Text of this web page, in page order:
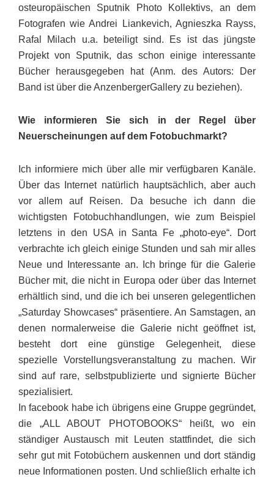
osteuropäischen Sputnik Photo Kollektivs, an dem
Fotografen wie Andrei Liankevich, Agnieszka Rayss,
Rafal Milach u.a. beteiligt sind. Es ist das jüngste
Projekt von Sputnik, das schon einige interessante
Bücher herausgegeben hat (Anm. des Autors: Der
Band ist über die AnzenbergerGallery zu beziehen).
Wie informieren Sie sich in der Regel über
Neuerscheinungen auf dem Fotobuchmarkt?
Ich informiere mich über alle mir verfügbaren Kanäle.
Über das Internet natürlich hauptsächlich, aber auch
vor allem auf Reisen. Da besuche ich dann die
wichtigsten Fotobuchhandlungen, wie zum Beispiel
letztens in den USA in Santa Fe „photo-eye“. Dort
verbrachte ich gleich einige Stunden und sah mir alles
Neue und Interessante an. Ich bringe für die Galerie
Bücher mit, die nicht in Europa oder über das Internet
erhältlich sind, und die ich bei unseren gelegentlichen
„Saturday Showcases“ präsentiere. An Samstagen, an
denen normalerweise die Galerie nicht geöffnet ist,
besteht dort eine günstige Gelegenheit, diese
spezielle Vorstellungsveranstaltung zu machen. Wir
sind auf rare, selbstpublizierte und signierte Bücher
spezialisiert.
In facebook habe ich übrigens eine Gruppe gegründet,
die „ALL ABOUT PHOTOBOOKS“ heißt, wo ein
ständiger Austausch mit Leuten stattfindet, die sich
sehr gut mit Fotobüchern auskennen und dort ständig
neue Informationen posten. Und schließlich erhalte ich